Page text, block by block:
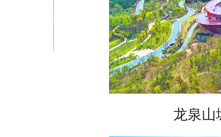
龙泉山城